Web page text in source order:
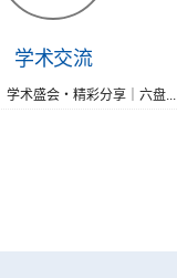
学术交流
学术盛会・精彩分享｜六盘...